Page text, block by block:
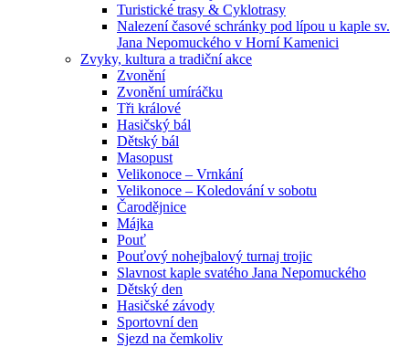
Turistické trasy & Cyklotrasy
Nalezení časové schránky pod lípou u kaple sv.
Jana Nepomuckého v Horní Kamenici
Zvyky, kultura a tradiční akce
Zvonění
Zvonění umíráčku
Tři králové
Hasičský bál
Dětský bál
Masopust
Velikonoce – Vrnkání
Velikonoce – Koledování v sobotu
Čarodějnice
Májka
Pouť
Pouťový nohejbalový turnaj trojic
Slavnost kaple svatého Jana Nepomuckého
Dětský den
Hasičské závody
Sportovní den
Sjezd na čemkoliv